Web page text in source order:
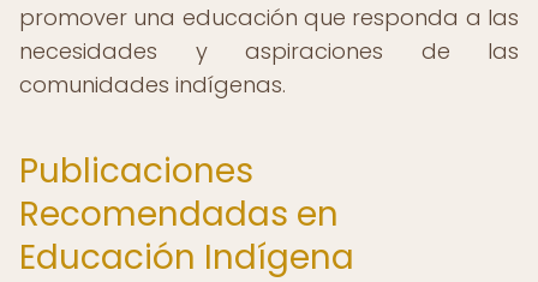
promover una educación que responda a las
necesidades y aspiraciones de las
comunidades indígenas.
Publicaciones
Recomendadas en
Educación Indígena